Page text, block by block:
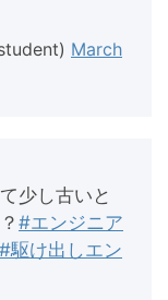
March
少し古いと
#エンジニア
#駆け出しエン